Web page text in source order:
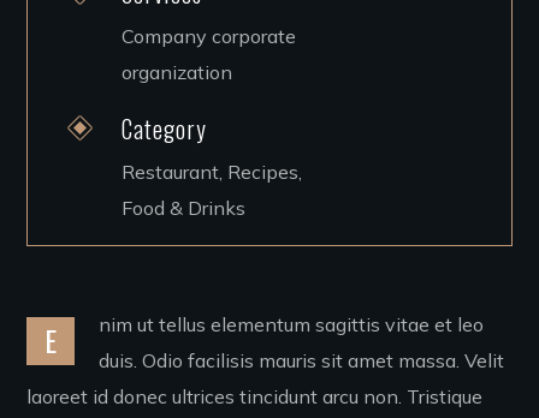
Company corporate
organization
Category
Restaurant, Recipes,
Food & Drinks
E
nim ut tellus elementum sagittis vitae et leo
duis. Odio facilisis mauris sit amet massa. Velit
laoreet id donec ultrices tincidunt arcu non. Tristique